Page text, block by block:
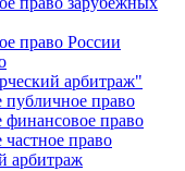
право России
арбитраж"
право
право
право
арбитраж